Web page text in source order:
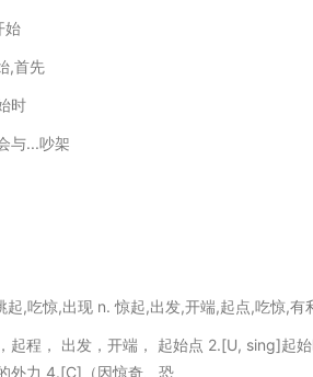
始
,首先
时
与...吵架
起,吃惊,出现 n. 惊起,出发,开端,起点,吃惊,有
起程， 出发，开端， 起始点 2.[U, sing]起
外力 4.[C]（因惊奇、恐